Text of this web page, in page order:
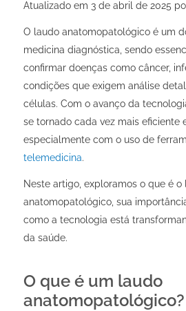
Atualizado em 3 de abril de 2025
O laudo anatomopatológico é um
medicina diagnóstica, sendo
confirmar doenças como câncer,
condições que exigem análise
células. Com o avanço da
se tornado cada vez mais eficiente
especialmente com o uso de
telemedicina.
Neste artigo, exploramos o que é o
anatomopatológico, sua
como a tecnologia está
da saúde.
O que é um laudo
anatomopatológico?